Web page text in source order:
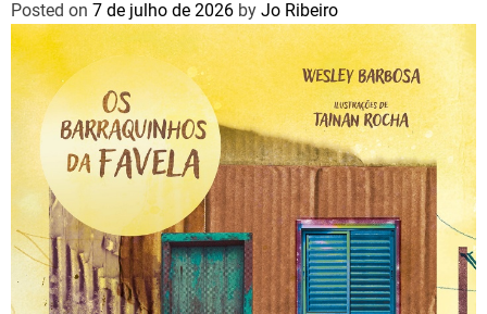
Posted on 7 de julho de 2026 by Jo Ribeiro